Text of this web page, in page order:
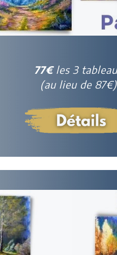
77€les 3
(au lieu de 87€)